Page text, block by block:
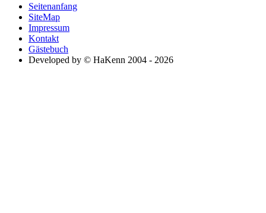
Seitenanfang
SiteMap
Impressum
Kontakt
Gästebuch
Developed by © HaKenn 2004 - 2026